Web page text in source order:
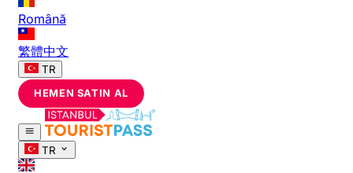
Română
繁體中文
TR
HEMEN SATIN AL
TR